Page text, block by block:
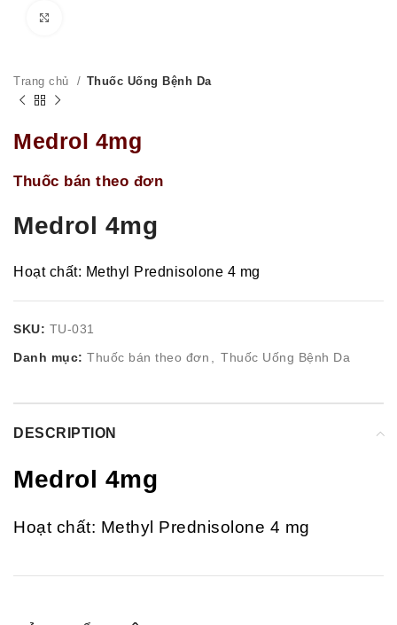
Trang chủ Thuốc Uống Bệnh Da
Medrol 4mg
Thuốc bán theo đơn
Medrol 4mg
Hoạt chất: Methyl Prednisolone 4 mg
SKU: TU-031
Danh mục: Thuốc bán theo đơn Thuốc Uống Bệnh Da
DESCRIPTION
Medrol 4mg
Hoạt chất: Methyl Prednisolone 4 mg